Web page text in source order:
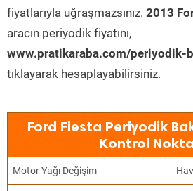
fiyatlarıyla uğraşmazsınız. 2013
aracın periyodik fiyatını,
www.pratikaraba.com/periyodik-
tıklayarak hesaplayabilirsiniz.
Ford Fiesta Periyodik
Kontrol
Motor Yağı Değişim